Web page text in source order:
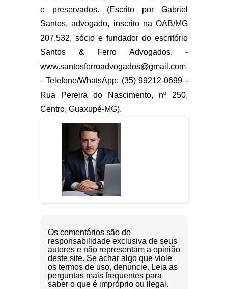
e preservados. (Escrito por Gabriel
Santos, advogado, inscrito na OAB/MG
207.532, sócio e fundador do escritório
Santos & Ferro Advogados. -
www.santosferroadvogados@gmail.com
- Telefone/WhatsApp: (35) 99212-0699 -
Rua Pereira do Nascimento, nº 250,
Centro, Guaxupé-MG).
Os comentários são de
responsabilidade exclusiva de seus
autores e não representam a opinião
deste site. Se achar algo que viole
os termos de uso, denuncie. Leia as
perguntas mais frequentes para
saber o que é impróprio ou ilegal.